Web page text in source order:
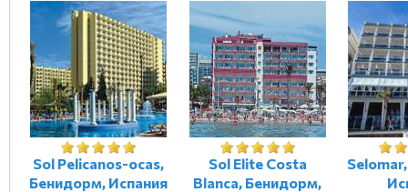
Sol Pelicanos-ocas,
Бенидорм, Испания
Sol Elite Costa
Blanca, Бенидорм,